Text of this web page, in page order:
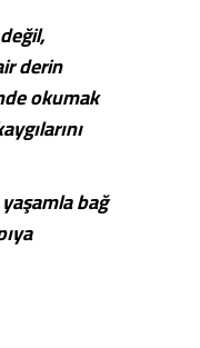
derin
okumak
bağ